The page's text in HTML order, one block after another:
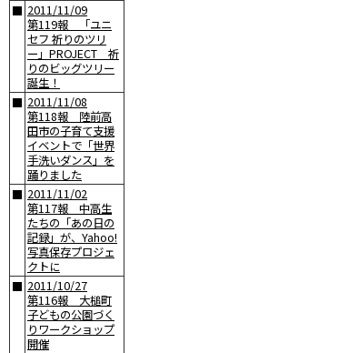
■ 2011/11/09
第119報 「ユニ
セフ 祈りのツリ
ー」PROJECT 祈
りのビッグツリー
誕生！
■ 2011/11/08
第118報 陸前高
田市の子育て支援
イベントで「世界
手洗いダンス」を
踊りました
■ 2011/11/02
第117報 中高生
たちの「あの日の
記録」が、Yahoo!
写真保存プロジェ
クトに
■ 2011/10/27
第116報 大槌町
子どもの公園づく
りワークショップ
開催